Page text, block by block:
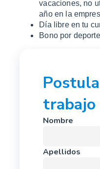
vacaciones, no
año en la
Día libre en tu
Bono por
trabajo
Nombre
Apellidos